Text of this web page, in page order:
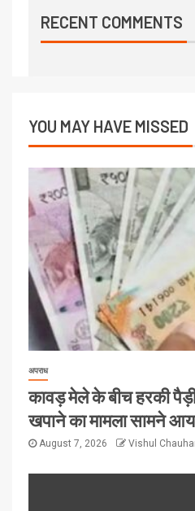
RECENT COMMENTS
YOU MAY HAVE MISSED
अपराध
कावड़ मेले के बीच हरकी
खपाने का मामला सामने
August 7, 2026 Vishul